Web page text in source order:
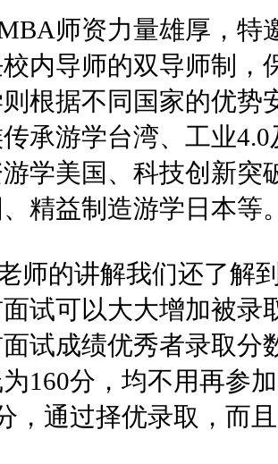
师资力量雄厚，特
内导师的双导师制，
根据不同国家的优势
承游学台湾、工业
学美国、科技创新突
精益制造游学日本等
师的讲解我们还了解
试可以大大增加被录
试成绩优秀者录取分
160分，均不用再参
，通过择优录取，而